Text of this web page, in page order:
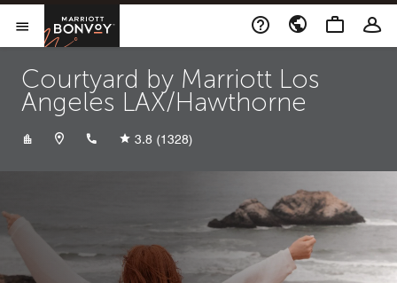
Skip to Content
Ouvrir le menu
Marriott Bonvoy
Courtyard by Marriott Los
Angeles LAX/Hawthorne
+13102631116
3.8 (1328)